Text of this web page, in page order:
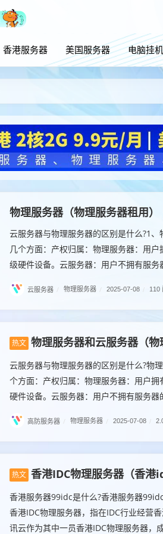
香港服务器 美国服务器 电脑挂
物理服务器（物理服务器租用）
云服务器与物理服务器的区别是什么?1
几个方面：产权归属：物理服务器：用
级硬件设备。云服务器：用户不拥有服
云服务器 / 物理服务器 / 2025-07-08 / 110
热文 物理服务器和云服务器（物
云服务器与物理服务器的区别是什么?物
个方面：产权归属：物理服务器：用户
硬件设备。云服务器：用户不拥有服务
高防服务器 / 物理服务器 / 2025-07-08 /
热文 香港IDC物理服务器（香港
香港服务器99idc是什么?香港服务器
香港IDC物理服务器，指在IDC行业经营
讯云作为其中一员香港IDC物理服务器，